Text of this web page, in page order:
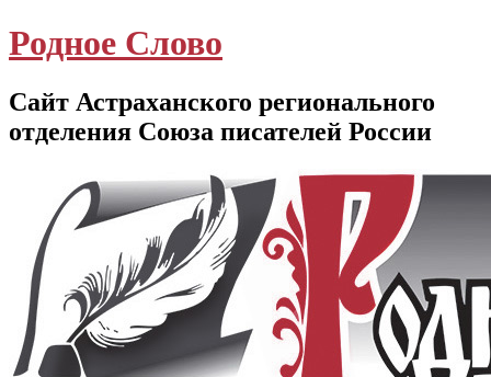
Родное Слово
Сайт Астраханского регионального
отделения Союза писателей России